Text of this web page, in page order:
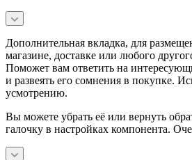
Дополнительная вкладка, для
магазине, доставке или любого
Поможет вам ответить на
и развеять его сомнения в покупке.
усмотрению.
Вы можете убрать её или вернуть
галочку в настройках компонента.